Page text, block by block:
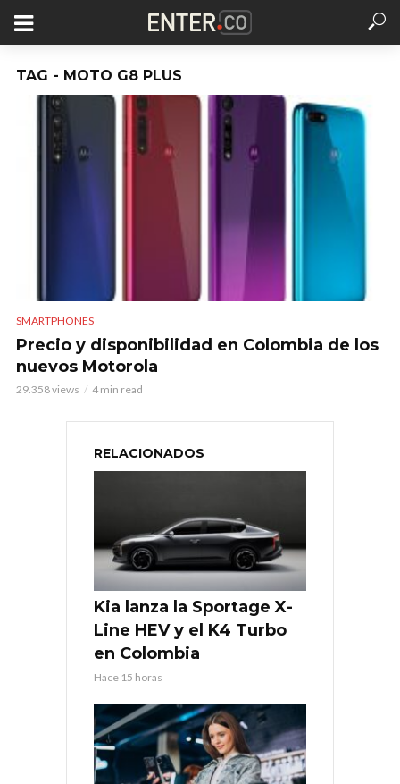
TAG - MOTO G8 PLUS
SMARTPHONES
Precio y disponibilidad en Colombia de los
nuevos Motorola
29.358 views 4 min read
RELACIONADOS
Kia lanza la Sportage X-
Line HEV y el K4 Turbo
en Colombia
Hace 15 horas